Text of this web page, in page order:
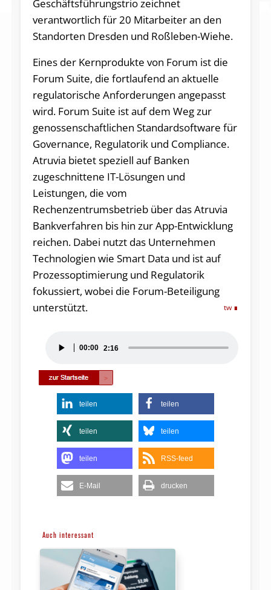
Geschäftsführungstrio zeichnet
verantwortlich für 20 Mitarbeiter an den
Standorten Dresden und Roßleben-Wiehe.
Eines der Kernprodukte von Forum ist die
Forum Suite, die fortlaufend an aktuelle
regulatorische Anforderungen angepasst
wird. Forum Suite ist auf dem Weg zur
genossenschaftlichen Standardsoftware für
Governance, Regulatorik und Compliance.
Atruvia bietet speziell auf Banken
zugeschnittene IT-Lösungen und
Leistungen, die vom
Rechenzentrumsbetrieb über das Atruvia
Bankverfahren bis hin zur App-Entwicklung
reichen. Dabei nutzt das Unternehmen
Technologien wie Smart Data und ist auf
Prozessoptimierung und Regulatorik
fokussiert, wobei die Forum-Beteiligung
unterstützt.
tw
Player
00:00 2:16
teilen teilen
teilen teilen
teilen RSS-feed
E-Mail drucken
Auch interessant